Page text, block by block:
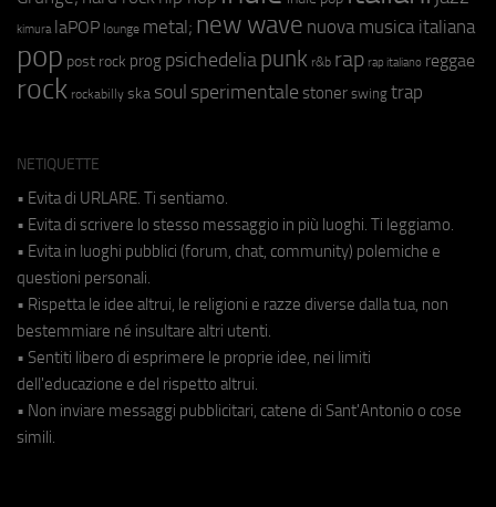
kimura laPOP lounge metal; new wave nuova musica italiana
pop post rock prog psichedeliapunk r&b rap rap italiano reggae
rock rockabilly ska soul sperimentale stoner swing trap
NETIQUETTE
• Evita di URLARE. Ti sentiamo.
• Evita di scrivere lo stesso messaggio in più luoghi. Ti leggiamo.
• Evita in luoghi pubblici (forum, chat, community) polemiche e
questioni personali.
• Rispetta le idee altrui, le religioni e razze diverse dalla tua, non
bestemmiare né insultare altri utenti.
• Sentiti libero di esprimere le proprie idee, nei limiti
dell'educazione e del rispetto altrui.
• Non inviare messaggi pubblicitari, catene di Sant'Antonio o cose
simili.